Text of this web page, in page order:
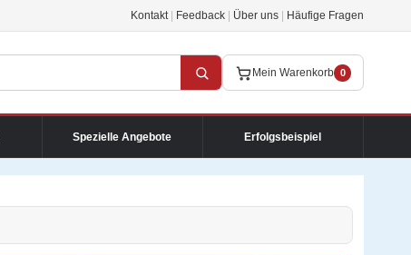
Kontakt Feedback Über uns Häufige Fragen
Mein Warenkorb 0
Spezielle Angebote Erfolgsbeispiel